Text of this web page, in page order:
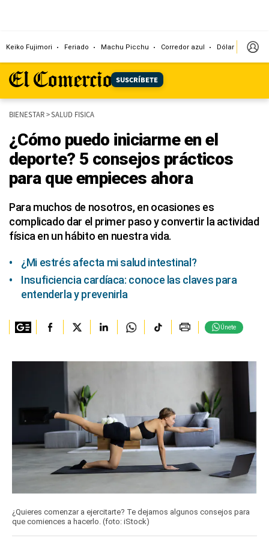
SUSCRÍBETE
Keiko Fujimori Feriado Machu Picchu Corredor azul Dólar
BIENESTAR>SALUD FISICA
¿Cómo puedo iniciarme en el
deporte? 5 consejos prácticos
para que empieces ahora
Para muchos de nosotros, en ocasiones es
complicado dar el primer paso y convertir la actividad
física en un hábito en nuestra vida.
¿Mi estrés afecta mi salud intestinal?
Insuficiencia cardíaca: conoce las claves para
entenderla y prevenirla
Únete
¿Quieres comenzar a ejercitarte? Te dejamos algunos consejos para
que comiences a hacerlo. (foto: iStock)